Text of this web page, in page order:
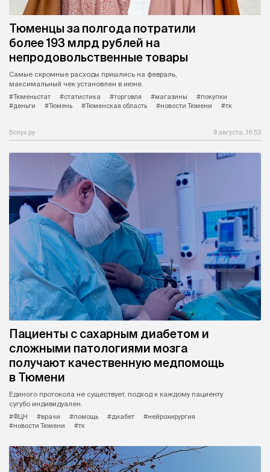
Тюменцы за полгода потратили
более 193 млрд рублей на
непродовольственные товары
Самые скромные расходы пришлись на февраль,
максимальный чек установлен в июне.
#Тюменьстат
#статистика #торговля #магазины
#покупки
#деньги
#Тюмень #Тюменская область #новости Тюмени #тк
Вслух.ру 8 августа, 16:53
Пациенты с сахарным диабетом и
сложными патологиями мозга
получают качественную медпомощь
в Тюмени
Единого протокола не существует, подход к каждому пациенту
сугубо индивидуален.
#ФЦН
#врачи #помощь #диабет
#нейрохирургия
#новости Тюмени
#тк